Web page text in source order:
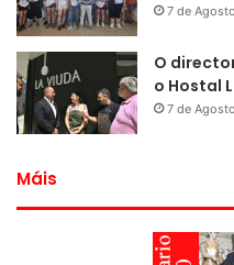
7 de
O
o Hostal
7 de
Máis